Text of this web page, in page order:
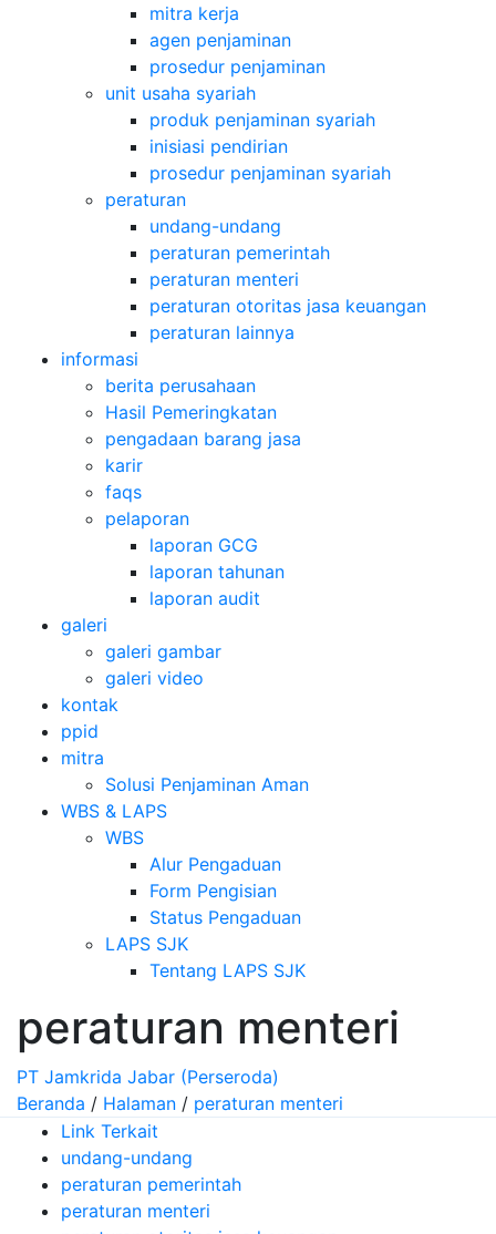
mitra kerja
agen penjaminan
prosedur penjaminan
unit usaha syariah
produk penjaminan syariah
inisiasi pendirian
prosedur penjaminan syariah
peraturan
undang-undang
peraturan pemerintah
peraturan menteri
peraturan otoritas jasa keuangan
peraturan lainnya
informasi
berita perusahaan
Hasil Pemeringkatan
pengadaan barang jasa
karir
faqs
pelaporan
laporan GCG
laporan tahunan
laporan audit
galeri
galeri gambar
galeri video
kontak
ppid
mitra
Solusi Penjaminan Aman
WBS & LAPS
WBS
Alur Pengaduan
Form Pengisian
Status Pengaduan
LAPS SJK
Tentang LAPS SJK
peraturan menteri
PT Jamkrida Jabar (Perseroda)
Beranda / Halaman / peraturan menteri
Link Terkait
undang-undang
peraturan pemerintah
peraturan menteri